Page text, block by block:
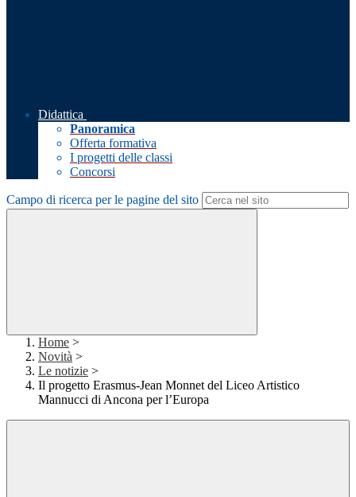
Didattica
Panoramica
Offerta formativa
I progetti delle classi
Concorsi
Campo di ricerca per le pagine del sito
Home >
Novità >
Le notizie >
Il progetto Erasmus-Jean Monnet del Liceo Artistico
Mannucci di Ancona per l’Europa